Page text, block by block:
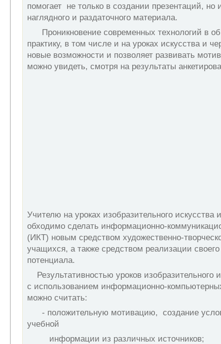
помогает не только в создании презентаций, но
наглядного и раздаточного материала.
Проникновение современных технологий в
практику, в том числе и на уроках искусства и
новые возможности и позволяет развивать
можно увидеть, смотря на результаты
Учителю на уроках изобразительного искусства
обходимо сделать информационно-
(ИКТ) новым средством художественно-
учащихся, а также средством реализации своего
потенциала.
Результативностью уроков изобразительного
с использованием информационно-
можно считать:
- положительную мотивацию, создание
учебной
информации из различных источников;